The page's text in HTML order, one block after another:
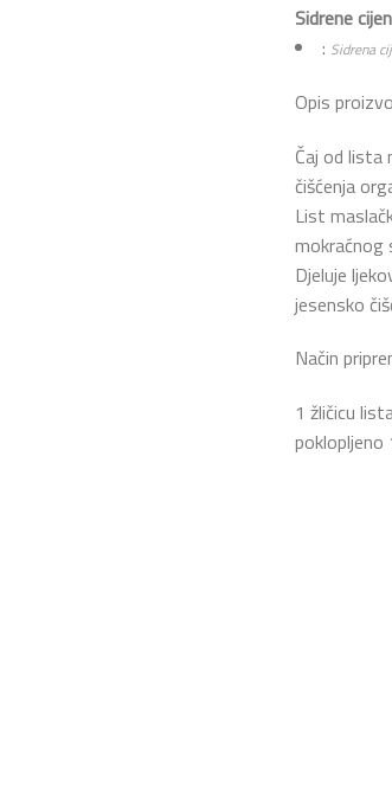
Sidrene
: Sidrena
Opis
Čaj od lista
čišćenja
List
mokraćnog
Djeluje
jesensko
Način
1 žličicu
poklopljeno